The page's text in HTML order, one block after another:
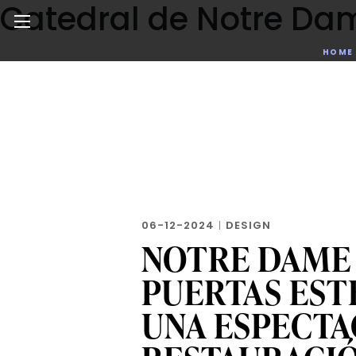
Skip
to
content
Noticias de negocios, innovación, tecnología y HOME
Catedral de Notre
06-12-2024 | DESIGN
NOTRE
PUERTAS
UNA